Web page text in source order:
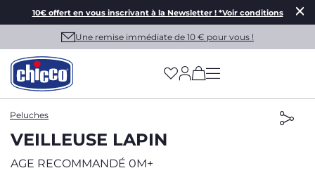
10€ offert en vous inscrivant à la Newsletter ! *Voir conditions
Une remise immédiate de 10 € pour vous !
(has more options
Peluches
VEILLEUSE LAPIN
AGE RECOMMANDÉ 0M+